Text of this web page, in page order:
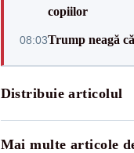
copiilor
08:03Trump neagă
Distribuie articolul
Mai multe articole